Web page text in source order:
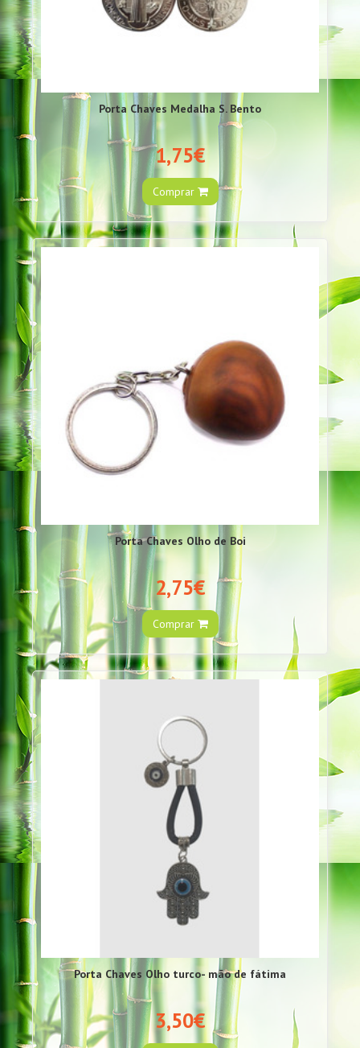
Porta Chaves Medalha S. Bento
1,75€
Comprar
Porta Chaves Olho de Boi
2,75€
Comprar
Porta Chaves Olho turco- mão de fátima
3,50€